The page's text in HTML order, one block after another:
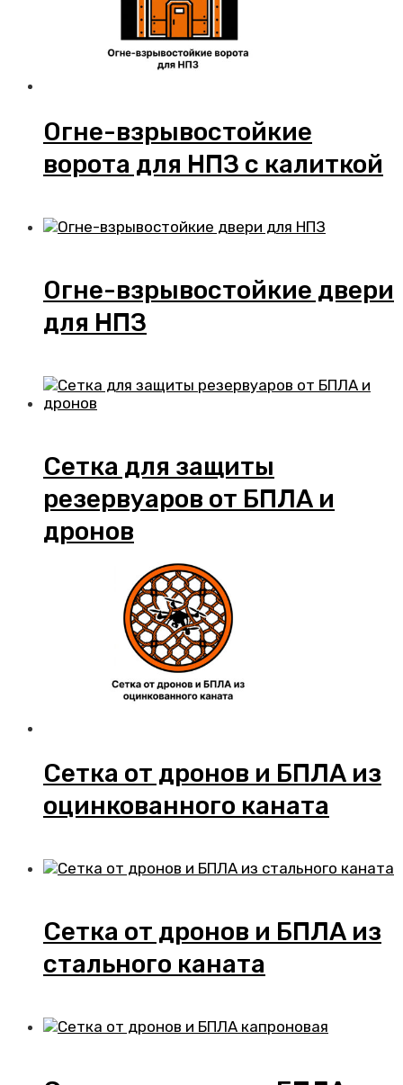
Огне-взрывостойкие
ворота для НПЗ с калиткой
Огне-взрывостойкие двери
для НПЗ
Сетка для защиты
резервуаров от БПЛА и
дронов
Сетка от дронов и БПЛА из
оцинкованного каната
Сетка от дронов и БПЛА из
стального каната